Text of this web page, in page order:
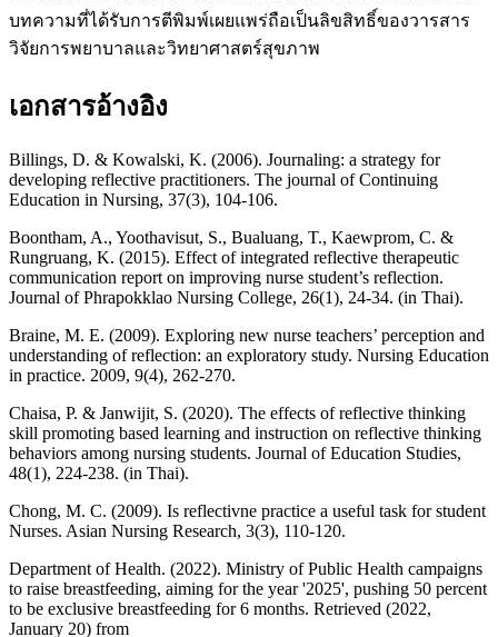
บทความที่ได้รับการตีพิมพ์เผยแพร่ถือเป็นลิขสิทธิ์ของวารสาร
วิจัยการพยาบาลและวิทยาศาสตร์สุขภาพ
เอกสารอ้างอิง
Billings, D. & Kowalski, K. (2006). Journaling: a strategy for
developing reflective practitioners. The journal of Continuing
Education in Nursing, 37(3), 104-106.
Boontham, A., Yoothavisut, S., Bualuang, T., Kaewprom, C. &
Rungruang, K. (2015). Effect of integrated reflective therapeutic
communication report on improving nurse student’s reflection.
Journal of Phrapokklao Nursing College, 26(1), 24-34. (in Thai).
Braine, M. E. (2009). Exploring new nurse teachers’ perception and
understanding of reflection: an exploratory study. Nursing Education
in practice. 2009, 9(4), 262-270.
Chaisa, P. & Janwijit, S. (2020). The effects of reflective thinking
skill promoting based learning and instruction on reflective thinking
behaviors among nursing students. Journal of Education Studies,
48(1), 224-238. (in Thai).
Chong, M. C. (2009). Is reflectivne practice a useful task for student
Nurses. Asian Nursing Research, 3(3), 110-120.
Department of Health. (2022). Ministry of Public Health campaigns
to raise breastfeeding, aiming for the year '2025', pushing 50 percent
to be exclusive breastfeeding for 6 months. Retrieved (2022,
January 20) from